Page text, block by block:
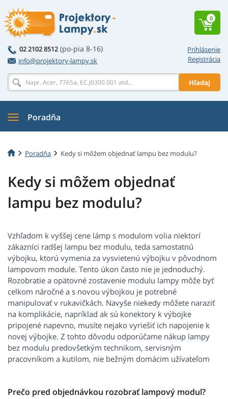
Prihlásenie
Registrácia
02 2102 8512 (po-pia 8-16)
info@projektory-lampy.sk
Hľadaj
0
Poradňa
Poradňa Kedy si môžem objednať lampu bez modulu?
Kedy si môžem objednať
lampu bez modulu?
Vzhľadom k vyššej cene lámp s modulom volia niektorí
zákazníci radšej lampu bez modulu, teda samostatnú
výbojku, ktorú vymenia za vysvietenú výbojku v pôvodnom
lampovom module. Tento úkon často nie je jednoduchý.
Rozobratie a opätovné zostavenie modulu lampy môže byť
celkom náročné a s novou výbojkou je potrebné
manipulovať v rukavičkách. Navyše niekedy môžete naraziť
na komplikácie, napríklad ak sú konektory k výbojke
pripojené napevno, musíte nejako vyriešiť ich napojenie k
novej výbojke. Z tohto dôvodu odporúčame nákup lampy
bez modulu predovšetkým technikom, servisným
pracovníkom a kutilom, nie bežným domácim užívateľom
Prečo pred objednávkou rozobrať lampový modul?